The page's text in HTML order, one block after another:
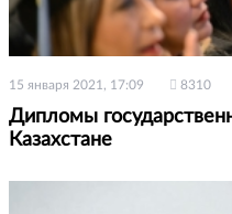
15 января 2021, 17:09 8310
Дипломы
Казахстане